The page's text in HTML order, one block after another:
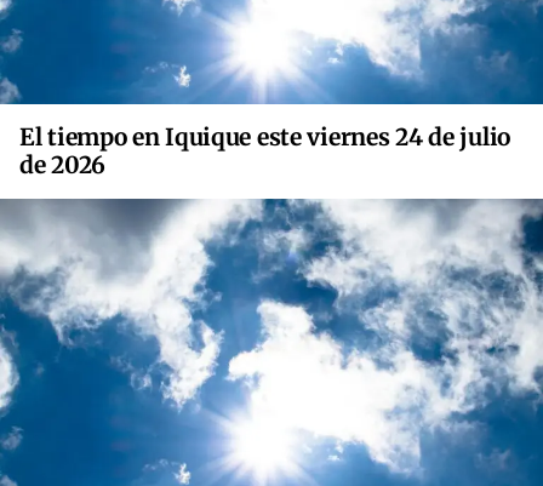
El tiempo en Iquique este viernes 24 de julio
de 2026